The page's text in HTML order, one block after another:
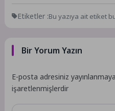
Etiketler :Bu yazıya ait etiket
Bir Yorum Yazın
E-posta adresiniz
işaretlenmişlerdir